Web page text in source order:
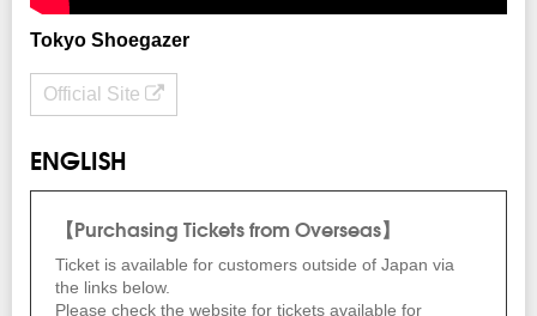
Tokyo Shoegazer
Official Site
ENGLISH
【Purchasing Tickets from Overseas】
Ticket is available for customers outside of Japan via
the links below.
Please check the website for tickets available for